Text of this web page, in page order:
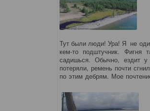
Тут были люди! Ура! Я не
кем-то подштучник. Фигня
садишься. Обычно, ездит у
потеряли, ремень почти
по этим дебрям. Мое